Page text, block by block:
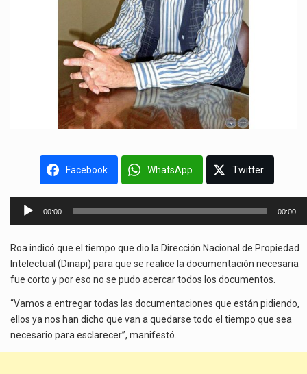
Facebook WhatsApp Twitter
Reproductor
00:00 00:00
Roa indicó que el tiempo que dio la Dirección Nacional de Propiedad
Intelectual (Dinapi) para que se realice la documentación necesaria
fue corto y por eso no se pudo acercar todos los documentos.
“Vamos a entregar todas las documentaciones que están pidiendo,
ellos ya nos han dicho que van a quedarse todo el tiempo que sea
necesario para esclarecer”, manifestó.